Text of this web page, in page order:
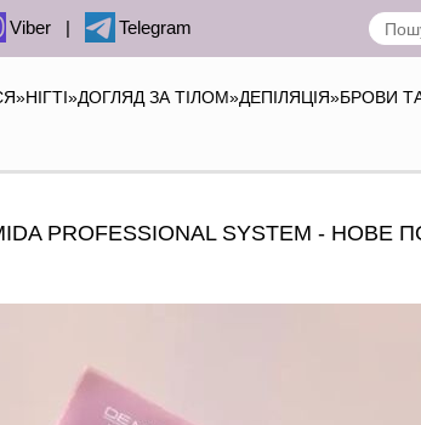
Viber | Telegram
»НІГТІ»ДОГЛЯД ЗА ТІЛОМ»ДЕПІЛЯЦІЯ»БРОВИ ТА
PROFESSIONAL SYSTEM -